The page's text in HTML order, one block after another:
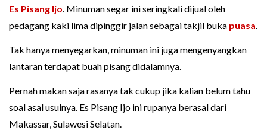
Es Pisang Ijo . Minuman segar ini seringkali dijual oleh
pedagang kaki lima dipinggir jalan sebagai takjil buka puasa
Tak hanya menyegarkan, minuman ini juga mengenyangkan
lantaran terdapat buah pisang didalamnya.
Pernah makan saja rasanya tak cukup jika kalian belum tahu
soal asal usulnya. Es Pisang Ijo ini rupanya berasal dari
Makassar, Sulawesi Selatan.